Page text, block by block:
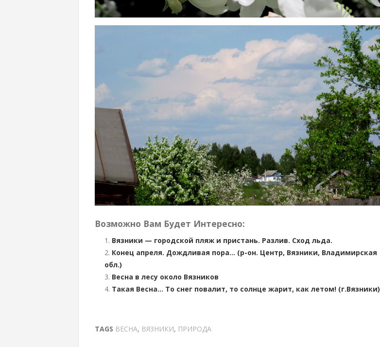
Возможно Вам Будет Интересно:
Вязники — городской пляж и пристань. Разлив. Сход льда.
Конец апреля. Дождливая пора… (р-он. Центр, Вязники, Владимирская
обл.)
Весна в лесу около Вязников
Такая Весна… То снег повалит, то солнце жарит, как летом! (г.Вязники)
TAGS ВЕСНА, ВЯЗНИКИ, ПРИРОДА